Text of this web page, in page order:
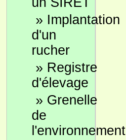
» Implantation
d'un
rucher
» Registre
d'élevage
» Grenelle
de
l'environnement